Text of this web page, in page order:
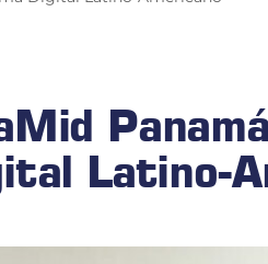
Latino-